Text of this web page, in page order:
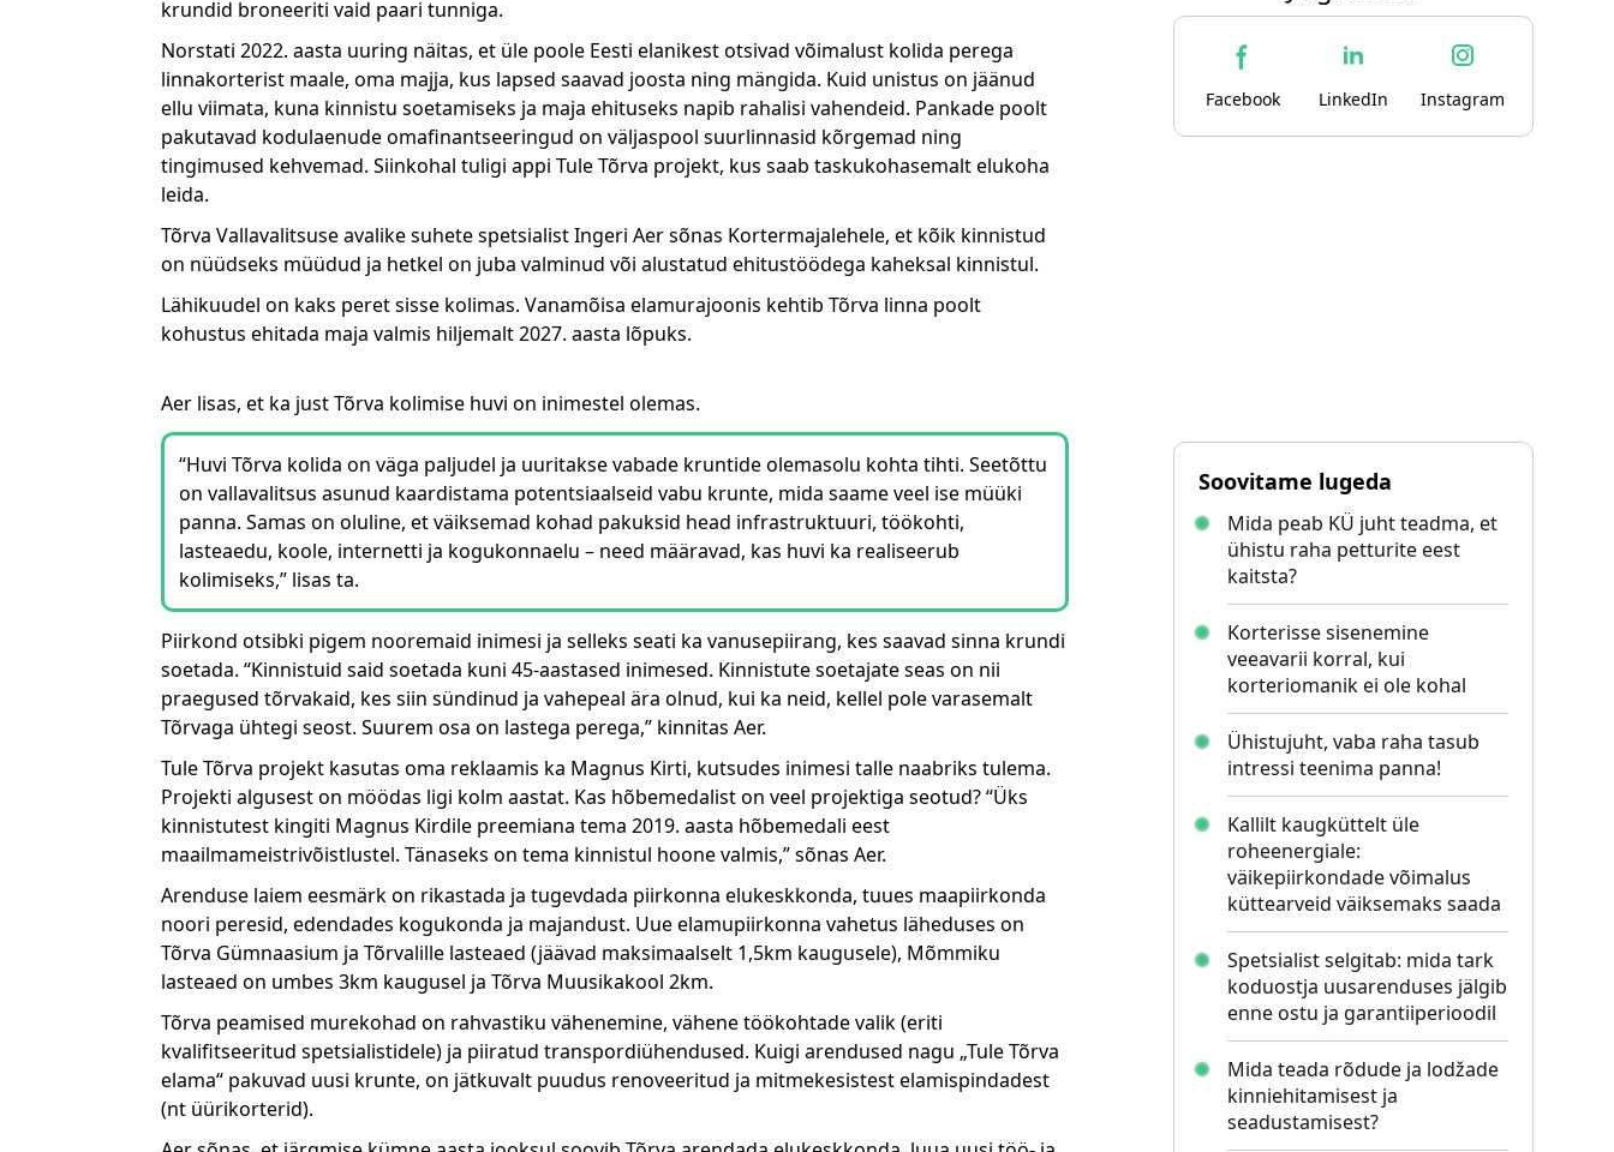
krundid broneeriti vaid paari tunniga.
Norstati 2022. aasta uuring näitas, et üle poole Eesti elanikest otsivad võimalust kolida perega
linnakorterist maale, oma majja, kus lapsed saavad joosta ning mängida. Kuid unistus on jäänud
ellu viimata, kuna kinnistu soetamiseks ja maja ehituseks napib rahalisi vahendeid. Pankade poolt
pakutavad kodulaenude omafinantseeringud on väljaspool suurlinnasid kõrgemad ning
tingimused kehvemad. Siinkohal tuligi appi Tule Tõrva projekt, kus saab taskukohasemalt elukoha
leida.
Tõrva Vallavalitsuse avalike suhete spetsialist Ingeri Aer sõnas Kortermajalehele, et kõik kinnistud
on nüüdseks müüdud ja hetkel on juba valminud või alustatud ehitustöödega kaheksal kinnistul.
Lähikuudel on kaks peret sisse kolimas. Vanamõisa elamurajoonis kehtib Tõrva linna poolt
kohustus ehitada maja valmis hiljemalt 2027. aasta lõpuks.
Aer lisas, et ka just Tõrva kolimise huvi on inimestel olemas.
“Huvi Tõrva kolida on väga paljudel ja uuritakse vabade kruntide olemasolu kohta tihti. Seetõttu
on vallavalitsus asunud kaardistama potentsiaalseid vabu krunte, mida saame veel ise müüki
panna. Samas on oluline, et väiksemad kohad pakuksid head infrastruktuuri, töökohti,
lasteaedu, koole, internetti ja kogukonnaelu – need määravad, kas huvi ka realiseerub
kolimiseks,” lisas ta.
Piirkond otsibki pigem nooremaid inimesi ja selleks seati ka vanusepiirang, kes saavad sinna krundi
soetada. “Kinnistuid said soetada kuni 45-aastased inimesed. Kinnistute soetajate seas on nii
praegused tõrvakaid, kes siin sündinud ja vahepeal ära olnud, kui ka neid, kellel pole varasemalt
Tõrvaga ühtegi seost. Suurem osa on lastega perega,” kinnitas Aer.
Tule Tõrva projekt kasutas oma reklaamis ka Magnus Kirti, kutsudes inimesi talle naabriks tulema.
Projekti algusest on möödas ligi kolm aastat. Kas hõbemedalist on veel projektiga seotud? “Üks
kinnistutest kingiti Magnus Kirdile preemiana tema 2019. aasta hõbemedali eest
maailmameistrivõistlustel. Tänaseks on tema kinnistul hoone valmis,” sõnas Aer.
Arenduse laiem eesmärk on rikastada ja tugevdada piirkonna elukeskkonda, tuues maapiirkonda
noori peresid, edendades kogukonda ja majandust. Uue elamupiirkonna vahetus läheduses on
Tõrva Gümnaasium ja Tõrvalille lasteaed (jäävad maksimaalselt 1,5km kaugusele), Mõmmiku
lasteaed on umbes 3km kaugusel ja Tõrva Muusikakool 2km.
Tõrva peamised murekohad on rahvastiku vähenemine, vähene töökohtade valik (eriti
kvalifitseeritud spetsialistidele) ja piiratud transpordiühendused. Kuigi arendused nagu „Tule Tõrva
elama“ pakuvad uusi krunte, on jätkuvalt puudus renoveeritud ja mitmekesistest elamispindadest
(nt üürikorterid).
Facebook LinkedIn Instagram
Soovitame lugeda
Mida peab KÜ juht teadma, et
ühistu raha petturite eest
kaitsta?
Korterisse sisenemine
veeavarii korral, kui
korteriomanik ei ole kohal
Ühistujuht, vaba raha tasub
intressi teenima panna!
Kallilt kaugküttelt üle
roheenergiale:
väikepiirkondade võimalus
küttearveid väiksemaks saada
Spetsialist selgitab: mida tark
koduostja uusarenduses jälgib
enne ostu ja garantiiperioodil
Mida teada rõdude ja lodžade
kinniehitamisest ja
seadustamisest?